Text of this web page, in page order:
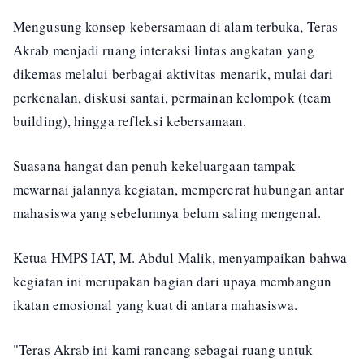
Mengusung konsep kebersamaan di alam terbuka, Teras
Akrab menjadi ruang interaksi lintas angkatan yang
dikemas melalui berbagai aktivitas menarik, mulai dari
perkenalan, diskusi santai, permainan kelompok (team
building), hingga refleksi kebersamaan.
Suasana hangat dan penuh kekeluargaan tampak
mewarnai jalannya kegiatan, mempererat hubungan antar
mahasiswa yang sebelumnya belum saling mengenal.
Ketua HMPS IAT, M. Abdul Malik, menyampaikan bahwa
kegiatan ini merupakan bagian dari upaya membangun
ikatan emosional yang kuat di antara mahasiswa.
"Teras Akrab ini kami rancang sebagai ruang untuk